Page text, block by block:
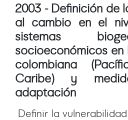
2003 - Definición de
al cambio en el
sistemas
socioeconómicos
colombiana
Caribe) y
adaptación
Definir la